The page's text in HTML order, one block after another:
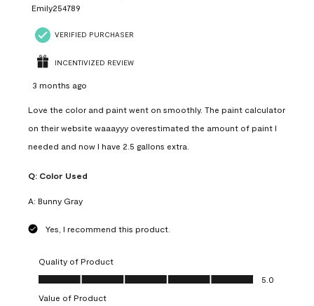
Emily254789
VERIFIED PURCHASER
INCENTIVIZED REVIEW
3 months ago
Love the color and paint went on smoothly. The paint calculator
on their website waaayyy overestimated the amount of paint I
needed and now I have 2.5 gallons extra.
Q: Color Used
A: Bunny Gray
Yes, I recommend this product.
Quality of Product
Quality of Product, 5.0 out of 5
5.0
Value of Product